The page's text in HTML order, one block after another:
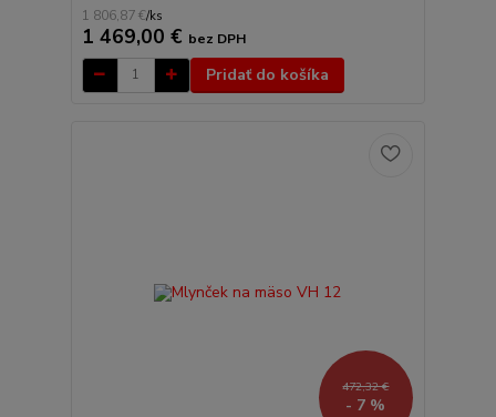
1 806,87 €/ks
1 469,00 € bez DPH
Pridať do košíka
472,32 €
- 7 %